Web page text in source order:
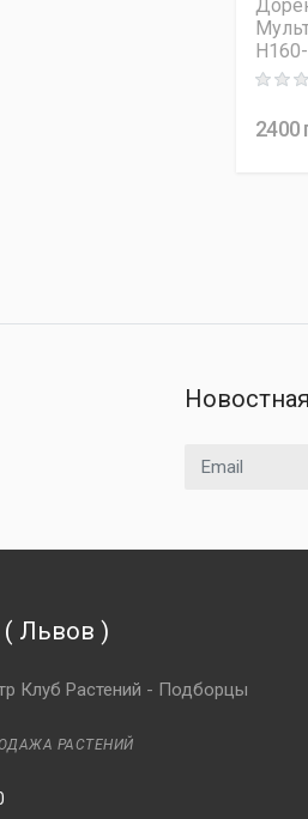
Rating:
2400
Email адрес
( Львов )
Клуб Растений - Подборцы
РАСТЕНИЙ